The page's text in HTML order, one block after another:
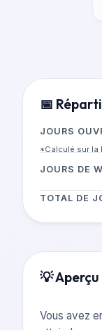
📅
JOURS
*Calculé sur la
JOURS DE
TOTAL DE
💡
Vous avez